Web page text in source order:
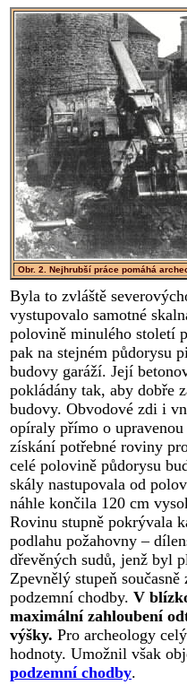
Obr. 2. Nejhrubší práce pomáhá
Byla to zvláště
vystupovalo samotné
polovině minulého století
pak na stejném půdorysu
budovy garáží. Její
pokládány tak, aby dobře
budovy. Obvodové zdi i
opíraly přímo o
získání potřebné roviny
celé polovině půdorysu
skály nastupovala od
náhle končila 120 cm
Rovinu stupně pokrývala
podlahu požahovny –
dřevěných sudů, jenž byl
Zpevnělý stupeň
podzemní chodby. V
maximální zahloubení
výšky. Pro archeology
hodnoty. Umožnil však
podzemní chodby.